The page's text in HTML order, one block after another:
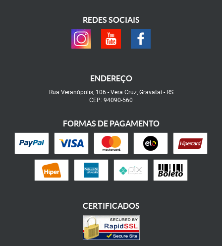
REDES SOCIAIS
ENDEREÇO
Rua Veranópolis, 106 -Vera Cruz, Gravataí- RS
CEP: 94090-560
FORMAS DE PAGAMENTO
CERTIFICADOS